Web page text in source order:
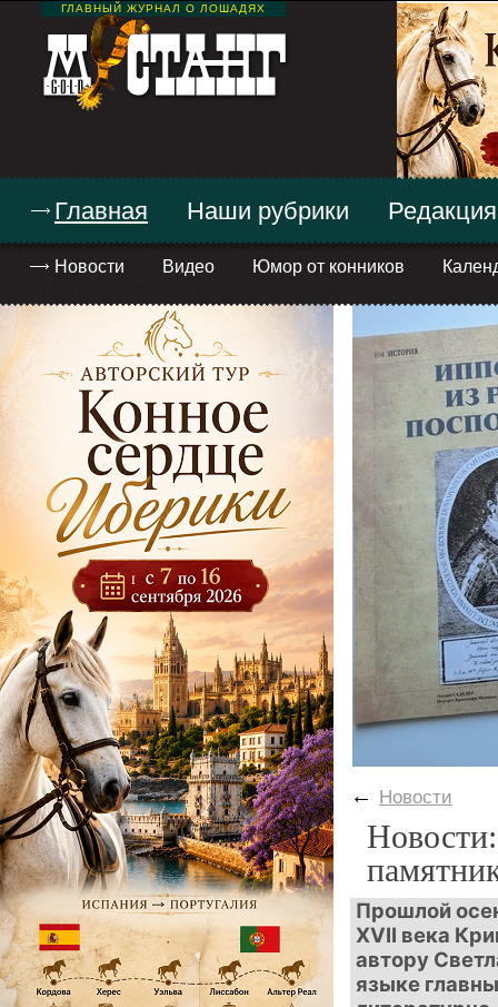
ГЛАВНЫЙ ЖУРНАЛ О ЛОШАДЯХ
Главная
Новости Видео Юмор от конников
Наши рубрики Редакция
← Новости
Прошлой
XVII века
автору
языке